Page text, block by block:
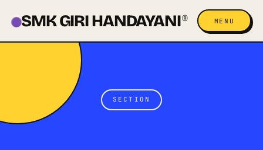
SMK GIRI HANDAYANI® MENU
SECTION